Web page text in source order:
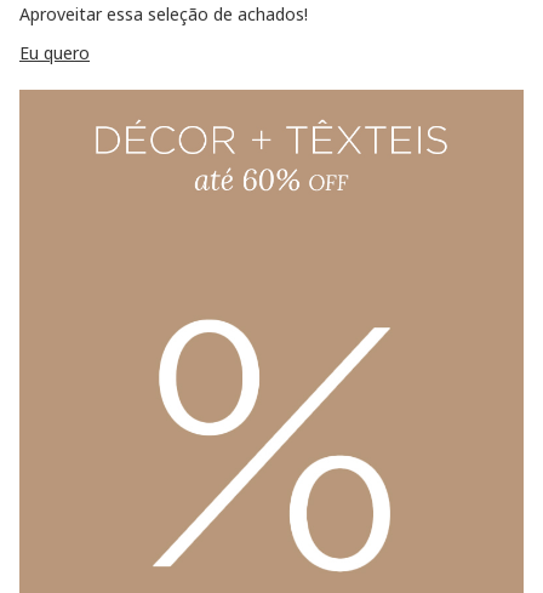
Aproveitar essa seleção de achados!
Eu quero